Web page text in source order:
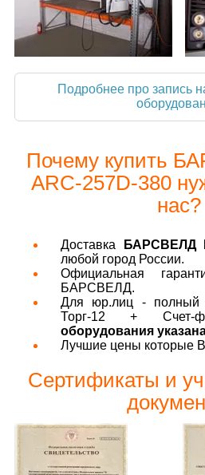
Подробнее про запись
Почему купить
ARC-257D-380
нас?
Доставка БАРСВЕЛД
любой город России.
Официальная
БАРСВЕЛД.
Для юр.лиц - полный
Торг-12 + Счет-
оборудования
Лучшие цены которые
Сертификаты и